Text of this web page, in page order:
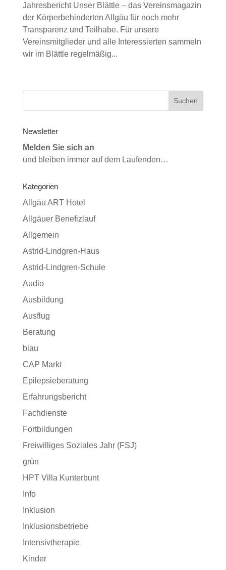
Jahresbericht Unser Blättle – das Vereinsmagazin
der Körperbehinderten Allgäu für noch mehr
Transparenz und Teilhabe. Für unsere
Vereinsmitglieder und alle Interessierten sammeln
wir im Blättle regelmäßig...
Newsletter
Melden Sie sich an
und bleiben immer auf dem Laufenden…
Kategorien
Allgäu ART Hotel
Allgäuer Benefizlauf
Allgemein
Astrid-Lindgren-Haus
Astrid-Lindgren-Schule
Audio
Ausbildung
Ausflug
Beratung
blau
CAP Markt
Epilepsieberatung
Erfahrungsbericht
Fachdienste
Fortbildungen
Freiwilliges Soziales Jahr (FSJ)
grün
HPT Villa Kunterbunt
Info
Inklusion
Inklusionsbetriebe
Intensivtherapie
Kinder